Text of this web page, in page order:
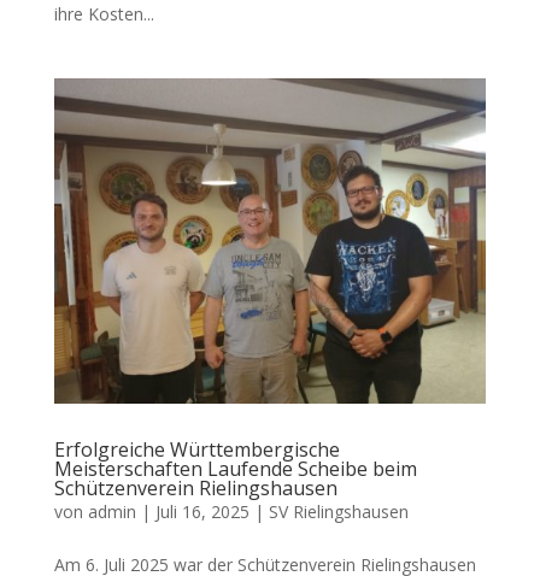
ihre Kosten...
Erfolgreiche Württembergische
Meisterschaften Laufende Scheibe beim
Schützenverein Rielingshausen
von admin | Juli 16, 2025 | SV Rielingshausen
Am 6. Juli 2025 war der Schützenverein Rielingshausen